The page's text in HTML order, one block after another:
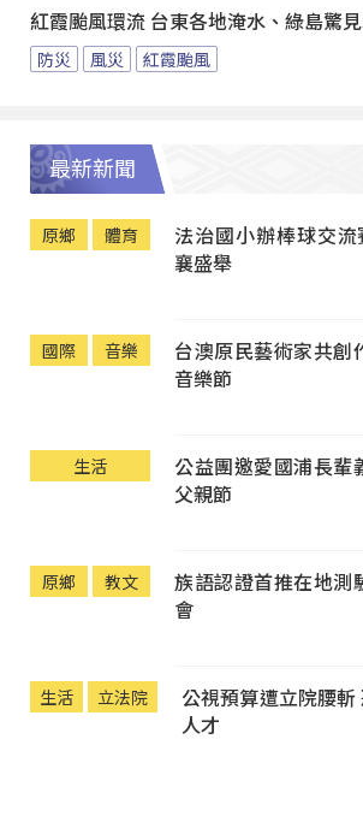
紅霞颱風環流 台東各地淹水、綠島驚
防災 風災 紅霞颱風
最新新聞
原鄉 體育
法治國小辦棒球交
襄盛舉
國際 音樂
台澳原民藝術家共創
音樂節
生活
公益團邀愛國浦長輩
父親節
原鄉 教文
族語認證首推在地測
會
生活 立法院
公視預算遭立院腰
人才